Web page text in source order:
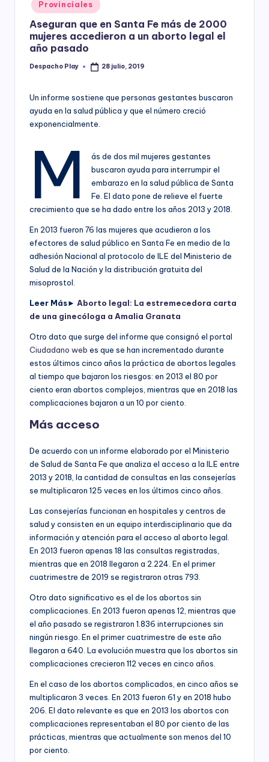
y
in
Provinciales
Aseguran que en Santa Fe más de 2000
mujeres accedieron a un aborto legal el
año pasado
Posted
Despacho Play 28 julio, 2019
Un informe sostiene que personas gestantes buscaron
ayuda en la salud pública y que el número creció
exponencialmente.
M
ás de dos mil mujeres gestantes
buscaron ayuda para interrumpir el
embarazo en la salud pública de Santa
Fe. El dato pone de relieve el fuerte
crecimiento que se ha dado entre los años 2013 y 2018.
En 2013 fueron 76 las mujeres que acudieron a los
efectores de salud público en Santa Fe en medio de la
adhesión Nacional al protocolo de ILE del Ministerio de
Salud de la Nación y la distribución gratuita del
misoprostol.
Leer Más► Aborto legal: La estremecedora carta
de una ginecóloga a Amalia Granata
Otro dato que surge del informe que consignó el portal
Ciudadano web es que se han incrementado durante
estos últimos cinco años la práctica de abortos legales
al tiempo que bajaron los riesgos: en 2013 el 80 por
ciento eran abortos complejos, mientras que en 2018 las
complicaciones bajaron a un 10 por ciento.
Más acceso
De acuerdo con un informe elaborado por el Ministerio
de Salud de Santa Fe que analiza el acceso a la ILE entre
2013 y 2018, la cantidad de consultas en las consejerías
se multiplicaron 125 veces en los últimos cinco años.
Las consejerías funcionan en hospitales y centros de
salud y consisten en un equipo interdisciplinario que da
información y atención para el acceso al aborto legal.
En 2013 fueron apenas 18 las consultas registradas,
mientras que en 2018 llegaron a 2.224. En el primer
cuatrimestre de 2019 se registraron otras 793.
Otro dato significativo es el de los abortos sin
complicaciones. En 2013 fueron apenas 12, mientras que
el año pasado se registraron 1.836 interrupciones sin
ningún riesgo. En el primer cuatrimestre de este año
llegaron a 640. La evolución muestra que los abortos sin
complicaciones crecieron 112 veces en cinco años.
En el caso de los abortos complicados, en cinco años se
multiplicaron 3 veces. En 2013 fueron 61 y en 2018 hubo
206. El dato relevante es que en 2013 los abortos con
complicaciones representaban el 80 por ciento de las
prácticas, mientras que actualmente son menos del 10
por ciento.